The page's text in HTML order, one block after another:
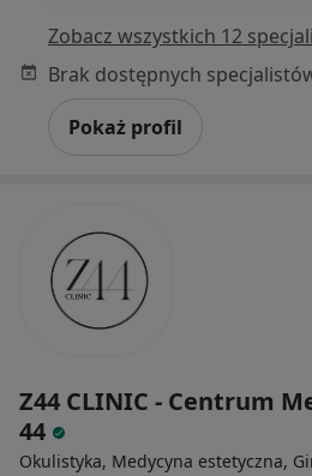
Zobacz wszystkich 12
Pokaż profil
Z44 CLINIC - Centrum
44
Okulistyka, Medycyna estetyczna,